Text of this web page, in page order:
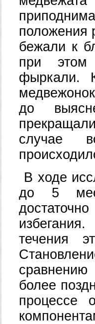
положения
бежали к
при этом
фыркали.
до
случае
В ходе
до 5 мес.
течения
более
процессе